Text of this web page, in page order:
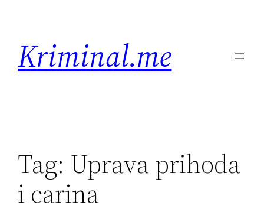
content
Kriminal.me
Tag: Uprava prihoda
i carina